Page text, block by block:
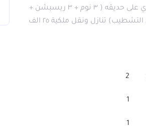
للبيع بكمبوند صن ستي ( روضة الأزهر ٢ ) شقة ١٥٦ م محارة دور اول ناصية بحري على حديقه ( ٣ نوم + ٣ ريسبشن +
٢ حمام + ٢ بلكونة + مطبخ ) غرفة ماستر جراح ٢ سيارة عداد كهرباء وغاز ( بعد التشطيب) تنازل ونقل ملكية ٢٥ الف
2
1
1